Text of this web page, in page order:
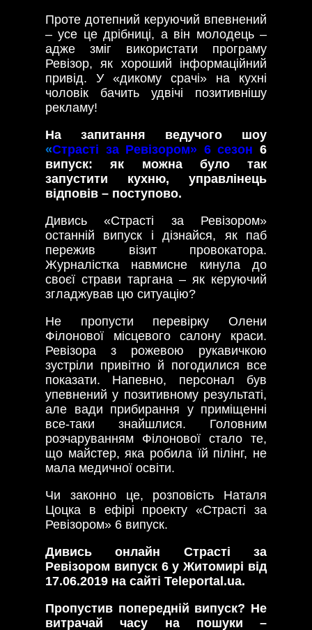
Проте дотепний керуючий впевнений
– усе це дрібниці, а він молодець –
адже зміг використати програму
Ревізор, як хороший інформаційний
привід. У «дикому срачі» на кухні
чоловік бачить удвічі позитивнішу
рекламу!
На запитання ведучого шоу
«Страсті за Ревізором» 6 сезон 6
випуск: як можна було так
запустити кухню, управлінець
відповів – поступово.
Дивись «Страсті за Ревізором»
останній випуск і дізнайся, як паб
пережив візит провокатора.
Журналістка навмисне кинула до
своєї страви таргана – як керуючий
згладжував цю ситуацію?
Не пропусти перевірку Олени
Філонової місцевого салону краси.
Ревізора з рожевою рукавичкою
зустріли привітно й погодилися все
показати. Напевно, персонал був
упевнений у позитивному результаті,
але вади прибирання у приміщенні
все-таки знайшлися. Головним
розчаруванням Філонової стало те,
що майстер, яка робила їй пілінг, не
мала медичної освіти.
Чи законно це, розповість Наталя
Цоцка в ефірі проекту «Страсті за
Ревізором» 6 випуск.
Дивись онлайн Страсті за
Ревізором випуск 6 у Житомирі від
17.06.2019 на сайті Teleportal.ua.
Пропустив попередній випуск? Не
витрачай часу на пошуки –